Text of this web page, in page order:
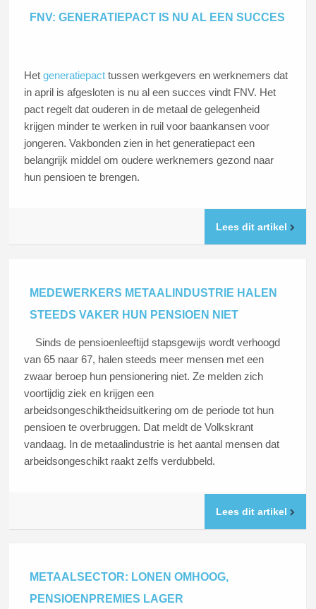
FNV: GENERATIEPACT IS NU AL EEN SUCCES
Hetgeneratiepact tussen werkgevers en werknemers dat
in april is afgesloten is nu al een succes vindt FNV. Het
pact regelt dat ouderen in de metaal de gelegenheid
krijgen minder te werken in ruil voor baankansen voor
jongeren. Vakbonden zien in het generatiepact een
belangrijk middel om oudere werknemers gezond naar
hun pensioen te brengen.
Lees dit artikel
MEDEWERKERS METAALINDUSTRIE HALEN
STEEDS VAKER HUN PENSIOEN NIET
Sinds de pensioenleeftijd stapsgewijs wordt verhoogd
van 65 naar 67, halen steeds meer mensen met een
zwaar beroep hun pensionering niet. Ze melden zich
voortijdig ziek en krijgen een
arbeidsongeschiktheidsuitkering om de periode tot hun
pensioen te overbruggen. Dat meldt de Volkskrant
vandaag. In de metaalindustrie is het aantal mensen dat
arbeidsongeschikt raakt zelfs verdubbeld.
Lees dit artikel
METAALSECTOR: LONEN OMHOOG,
PENSIOENPREMIES LAGER